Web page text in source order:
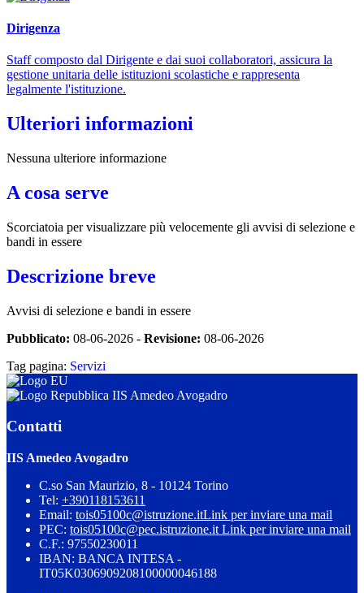
Dirigenza
Staff composto dal Dirigente e dai suoi collaboratori, assicura la
gestione unitaria delle istituzioni scolastiche e rappresenta
legalmente l'istituzione.
Ulteriori informazioni
Nessuna ulteriore informazione
A cosa serve
Scorciatoia per visualizzare più velocemente gli avvisi di selezione e
bandi in essere
Descrizione breve
Avvisi di selezione e bandi in essere
Pubblicato: 08-06-2026 - Revisione: 08-06-2026
Tag pagina: Servizi
IIS Amedeo Avogadro
Contatti
IIS Amedeo Avogadro
C.so San Maurizio, 8 - 10124 Torino
Tel: +390118153611
Email: tois05100c@istruzione.itLink per inviare una mail
PEC: tois05100c@pec.istruzione.it Link per inviare una mail
C.F.: 97550230011
IBAN: BANCA INTESA -
IT05K0306909208100000046188